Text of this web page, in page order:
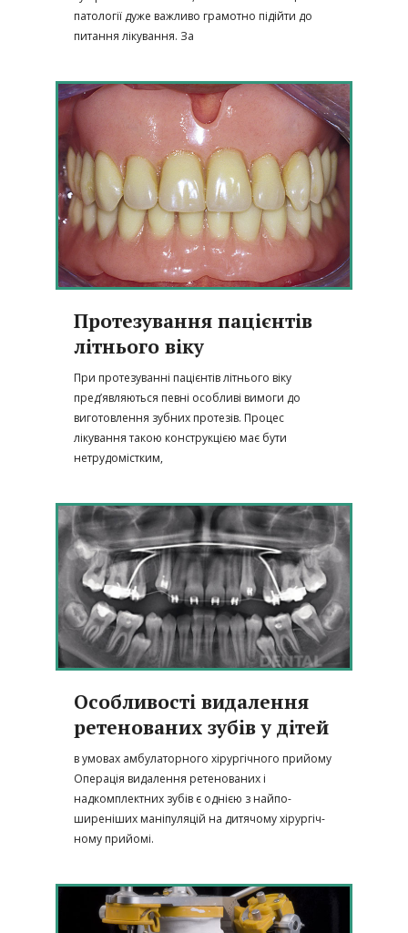
патології дуже важливо грамотно підійти до
питання лікування. За
Протезування пацієнтів
літнього віку
При протезуванні пацієнтів літнього віку
пред’являються певні особливі вимоги до
виготовлення зубних протезів. Процес
лікування такою конструкцією має бути
нетрудомістким,
Особливості видалення
ретенованих зубів у дітей
в умовах амбулаторного хірургічного прийому
Операція видалення ретенованих і
надкомплектних зубів є од­нією з найпо­
ширеніших маніпуляцій на дитячому хірургіч­
но­му прийомі.